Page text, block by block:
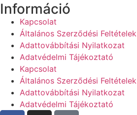
Információ
Kapcsolat
Általános Szerződési Feltételek
Adattovábbítási Nyilatkozat
Adatvédelmi Tájékoztató
Kapcsolat
Általános Szerződési Feltételek
Adattovábbítási Nyilatkozat
Adatvédelmi Tájékoztató